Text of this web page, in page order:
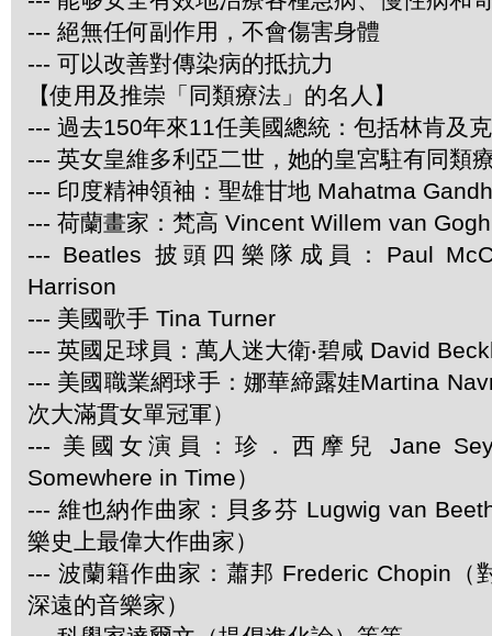
--- 絕無任何副作用，不會傷害身體
--- 可以改善對傳染病的抵抗力
【使用及推崇「同類療法」的名人】
--- 過去150年來11任美國總統：包括林肯及
--- 英女皇維多利亞二世，她的皇宮駐有同類
--- 印度精神領袖：聖雄甘地 Mahatma
--- 荷蘭畫家：梵高 Vincent Willem van Gogh
--- Beatles 披頭四樂隊成員：Paul
Harrison
--- 美國歌手 Tina Turner
--- 英國足球員：萬人迷大衛‧碧咸 David
--- 美國職業網球手：娜華締露娃Martina
次大滿貫女單冠軍）
--- 美國女演員：珍．西摩兒 Jane
Somewhere in Time）
--- 維也納作曲家：貝多芬 Lugwig van
樂史上最偉大作曲家）
--- 波蘭籍作曲家：蕭邦 Frederic Chopin（
深遠的音樂家）